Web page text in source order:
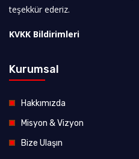
teşekkür ederiz.
KVKK Bildirimleri
Kurumsal
Hakkımızda
Misyon & Vizyon
Bize Ulaşın